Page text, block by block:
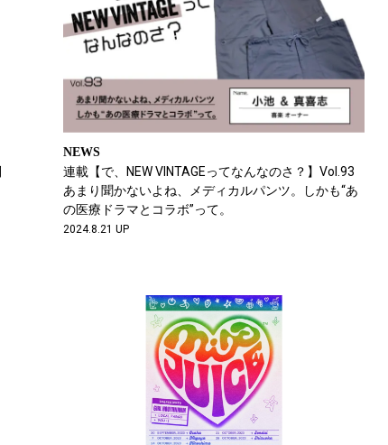
NEWS
連載【で、NEW VINTAGEってなんなのさ？】Vol.93
あまり聞かないよね、メディカルパンツ。しかも“あ
の医療ドラマとコラボ”って。
2024.8.21 UP